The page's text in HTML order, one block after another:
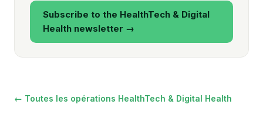
Subscribe to the HealthTech & Digital
Health newsletter →
← Toutes les opérations HealthTech & Digital Health